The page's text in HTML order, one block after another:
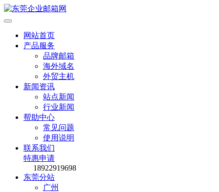
网站首页
产品服务
品牌邮箱
海外域名
外贸主机
新闻资讯
站点新闻
行业新闻
帮助中心
常见问题
使用说明
联系我们
特惠申请
18922919698
东莞分站
广州